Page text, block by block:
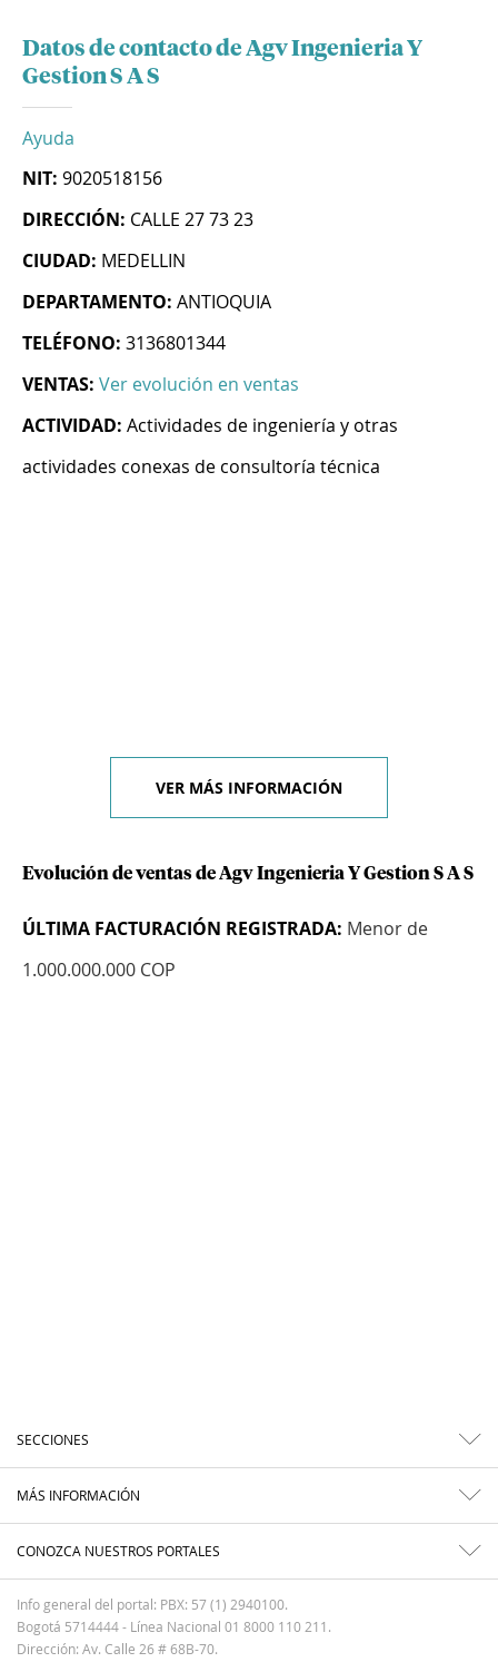
Datos de contacto de Agv Ingenieria Y
Gestion S A S
Ayuda
NIT: 9020518156
DIRECCIÓN: CALLE 27 73 23
CIUDAD: MEDELLIN
DEPARTAMENTO: ANTIOQUIA
TELÉFONO: 3136801344
VENTAS: Ver evolución en ventas
ACTIVIDAD: Actividades de ingeniería y otras
actividades conexas de consultoría técnica
VER MÁS INFORMACIÓN
Evolución de ventas de Agv Ingenieria Y Gestion S A S
ÚLTIMA FACTURACIÓN REGISTRADA: Menor de
1.000.000.000 COP
SECCIONES
MÁS INFORMACIÓN
CONOZCA NUESTROS PORTALES
Info general del portal: PBX: 57 (1) 2940100.
Bogotá 5714444 - Línea Nacional 01 8000 110 211.
Dirección: Av. Calle 26 # 68B-70.